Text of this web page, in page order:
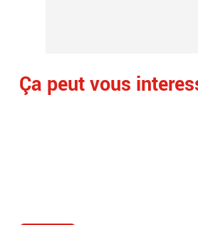
Ça peut vous